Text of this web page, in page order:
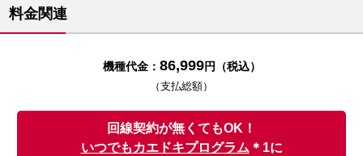
料金関連
機種代金： 86,999円（税込）
（支払総額）
回線契約が無くてもOK！
いつでもカエドキプログラム ＊1に